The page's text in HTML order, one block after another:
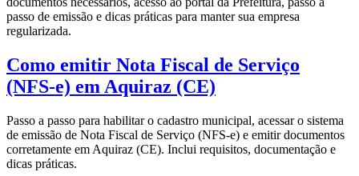
passo de emissão e dicas práticas para manter sua empresa
regularizada.
Como emitir Nota Fiscal de Serviço
(NFS-e) em Aquiraz (CE)
Passo a passo para habilitar o cadastro municipal, acessar o sistema
de emissão de Nota Fiscal de Serviço (NFS-e) e emitir documentos
corretamente em Aquiraz (CE). Inclui requisitos, documentação e
dicas práticas.